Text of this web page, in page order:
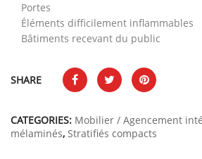
Portes
Éléments difficilement inflammables
Bâtiments recevant du public
SHARE
CATEGORIES: Mobilier / Agencement
mélaminés, Stratifiés compacts